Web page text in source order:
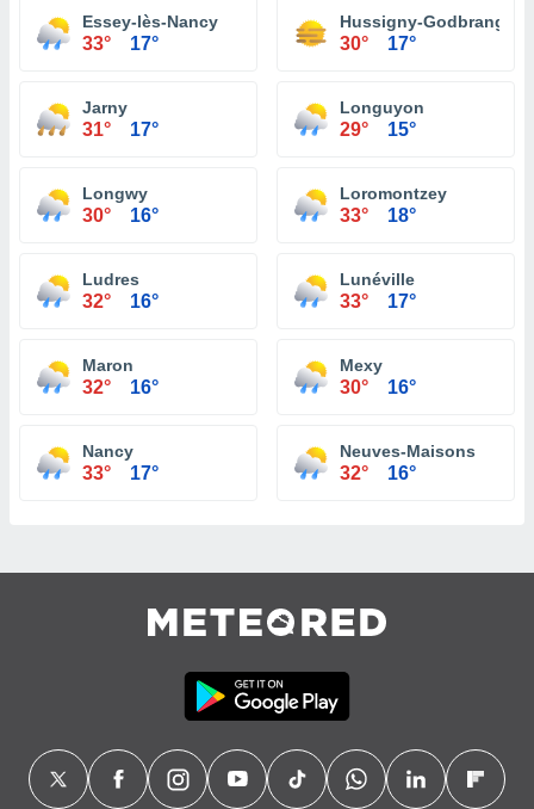
Essey-lès-Nancy
33° 17°
Hussigny-Godbrange
30° 17°
Jarny
31° 17°
Longuyon
29° 15°
Longwy
30° 16°
Loromontzey
33° 18°
Ludres
32° 16°
Lunéville
33° 17°
Maron
32° 16°
Mexy
30° 16°
Nancy
33° 17°
Neuves-Maisons
32° 16°